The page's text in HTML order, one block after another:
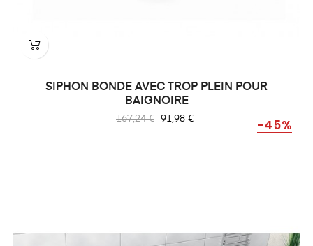
SIPHON BONDE AVEC TROP PLEIN POUR
BAIGNOIRE
Prix
167,24 € -45%
Prix
91,98 €